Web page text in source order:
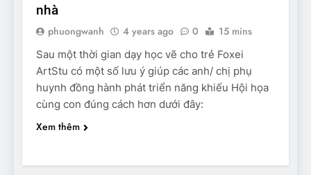
nhà
phuongwanh 4 years ago 0 15 mins
Sau một thời gian dạy học vẽ cho trẻ Foxei
ArtStu có một số lưu ý giúp các anh/ chị phụ
huynh đồng hành phát triển năng khiếu Hội họa
cùng con đúng cách hơn dưới đây:
Xem thêm